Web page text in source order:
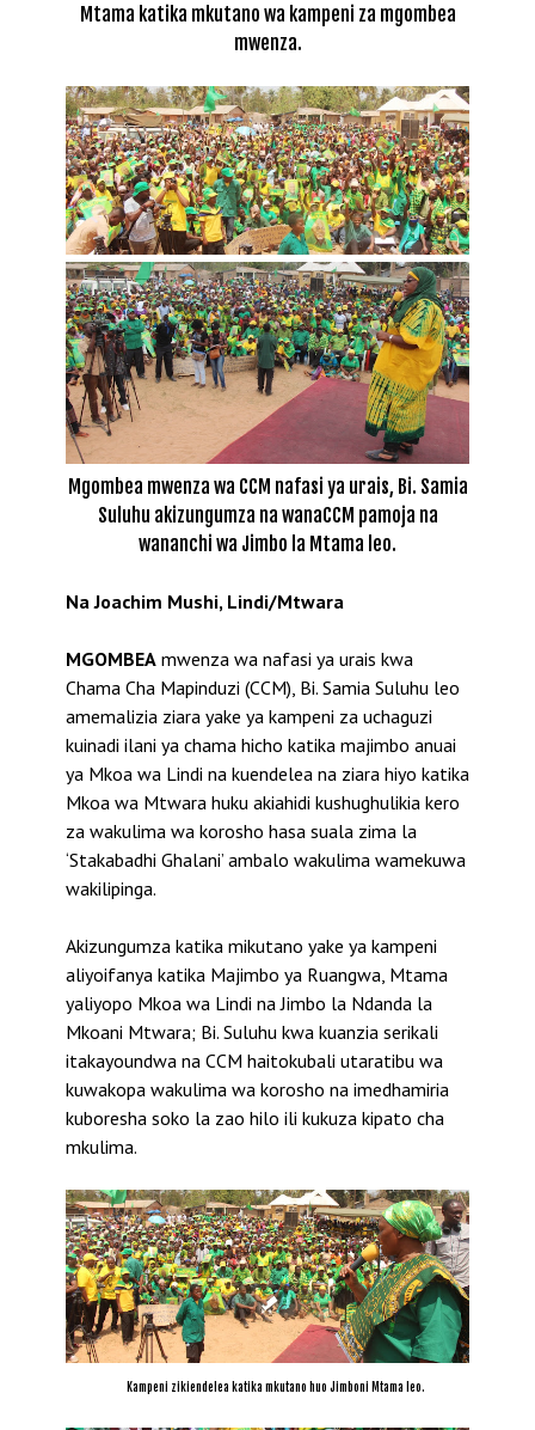
Mtama katika mkutano wa kampeni za mgombea
mwenza.
Mgombea mwenza wa CCM nafasi ya urais, Bi. Samia
Suluhu akizungumza na wanaCCM pamoja na
wananchi wa Jimbo la Mtama leo.
Na Joachim Mushi, Lindi/Mtwara
MGOMBEA mwenza wa nafasi ya urais kwa
Chama Cha Mapinduzi (CCM), Bi. Samia Suluhu leo
amemalizia ziara yake ya kampeni za uchaguzi
kuinadi ilani ya chama hicho katika majimbo anuai
ya Mkoa wa Lindi na kuendelea na ziara hiyo katika
Mkoa wa Mtwara huku akiahidi kushughulikia kero
za wakulima wa korosho hasa suala zima la
‘Stakabadhi Ghalani’ ambalo wakulima wamekuwa
wakilipinga.
Akizungumza katika mikutano yake ya kampeni
aliyoifanya katika Majimbo ya Ruangwa, Mtama
yaliyopo Mkoa wa Lindi na Jimbo la Ndanda la
Mkoani Mtwara; Bi. Suluhu kwa kuanzia serikali
itakayoundwa na CCM haitokubali utaratibu wa
kuwakopa wakulima wa korosho na imedhamiria
kuboresha soko la zao hilo ili kukuza kipato cha
mkulima.
Kampeni zikiendelea katika mkutano huo Jimboni Mtama leo.